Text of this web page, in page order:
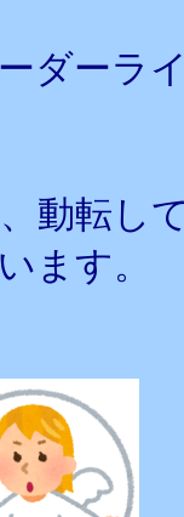
ダーラ
動転し
ます。